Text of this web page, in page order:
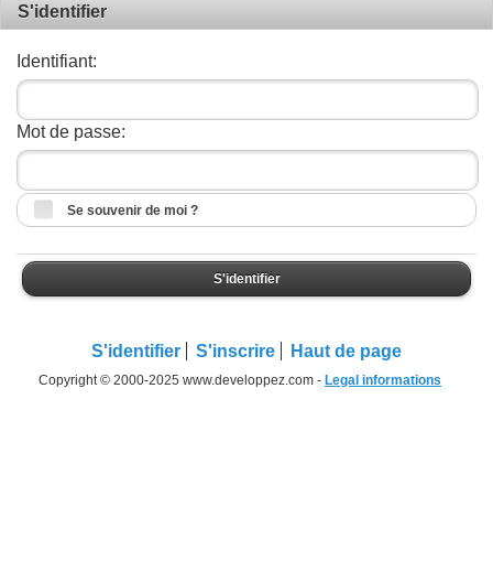
S'identifier
Identifiant:
Mot de passe:
Se souvenir de moi ?
S'identifier
S'identifier S'inscrire Haut de page
Copyright © 2000-2025 www.developpez.com - Legal informations